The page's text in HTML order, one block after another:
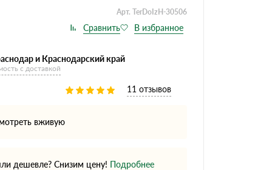
Арт. TerDoIzH-30506
и Краснодарский край
с доставкой
11 отзывов
вживую
дешевле? Снизим цену! Подробнее